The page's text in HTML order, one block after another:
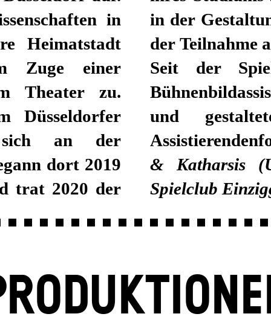
in
Heimatstadt
Zuge einer
Theater zu.
Düsseldorfer
sich an der
dort 2019
trat 2020 der
als auch bei
der Teilnahme
Seit der
und
& Katharsis
Spielclub